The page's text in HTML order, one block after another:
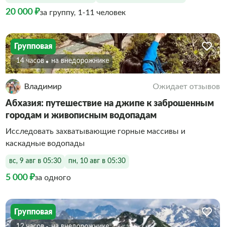
20 000 ₽за группу, 1-11 человек
Групповая
14 часов На внедорожнике
Владимир Ожидает отзывов
Абхазия: путешествие на джипе к заброшенным
городам и живописным водопадам
Исследовать захватывающие горные массивы и
каскадные водопады
вс, 9 авг в 05:30 пн, 10 авг в 05:30
5 000 ₽за одного
Групповая